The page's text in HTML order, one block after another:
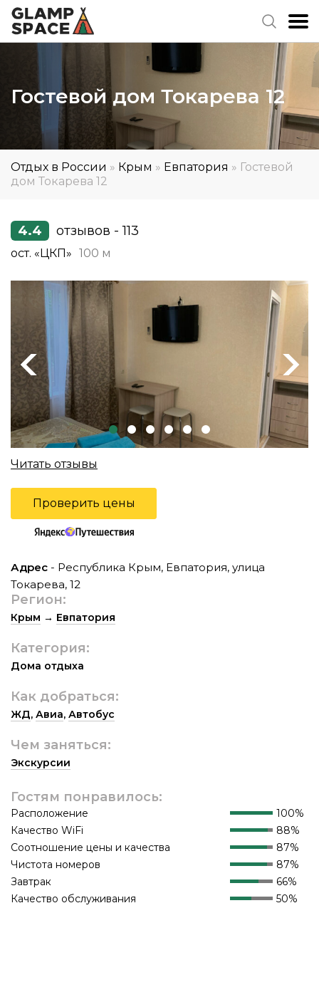
Гостевой дом Токарева 12
Отдых в России » Крым » Евпатория » Гостевой
дом Токарева 12
4.4 отзывов - 113
ост. «ЦКП» 100 м
Previous Next
Читать отзывы
Проверить цены
Адрес - Республика Крым, Евпатория, улица
Токарева, 12
Регион:
Крым → Евпатория
Категория:
Дома отдыха
Как добраться:
ЖД, Авиа, Автобус
Чем заняться:
Экскурсии
Гостям понравилось:
Расположение
100%
Качество WiFi
88%
Соотношение цены и качества
87%
Чистота номеров
87%
Завтрак
66%
Качество обслуживания
50%